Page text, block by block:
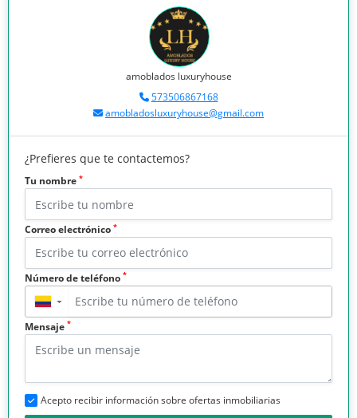
amoblados luxuryhouse
573506867168
amobladosluxuryhouse@gmail.com
¿Prefieres que te contactemos?
Tu nombre *
Correo electrónico *
Número de teléfono *
▼
Mensaje *
Acepto recibir información sobre ofertas inmobiliarias